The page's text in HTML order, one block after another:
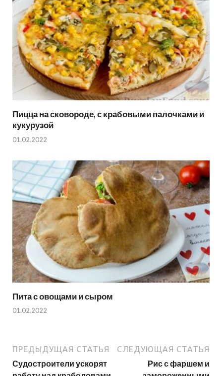
Пицца на сковороде, с крабовыми палочками и
кукурузой
01.02.2022
Пита с овощами и сыром
01.02.2022
ПРЕДЫДУЩАЯ СТАТЬЯ
Судостроители ускорят
СЛЕДУЮЩАЯ СТАТЬЯ
Рис с фаршем и